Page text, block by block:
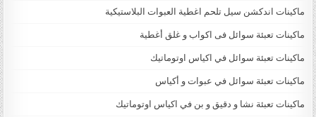
ماكينات اندكشن سيل تلحم اغطية العبوات البلاستيكية
ماكينات تعبئة سوائل فى اكواب و غلق أغطية
ماكينات تعبئة سوائل في اكياس اوتوماتيك
ماكينات تعبئة سوائل في عبوات و أكياس
ماكينات تعبئة نشا و دقيق و بن في اكياس اوتوماتيك